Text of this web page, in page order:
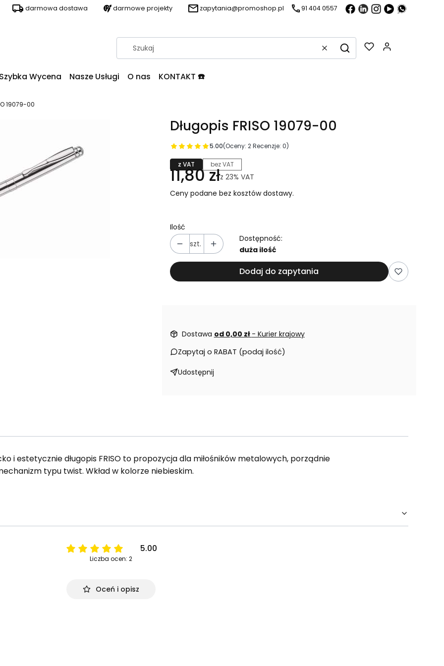
darmowa dostawa darmowe projekty zapytania@promoshop.pl 91 404 0557
WyczyśćSzukaj
Wycena Nasze Usługi O nas KONTAKT ☎️
19079-00
Długopis FRISO 19079-00
5.00(Oceny: 2 Recenzje: 0)
z VAT bez VAT
11,80 złz 23% VAT
Ceny podane bez kosztów dostawy.
Ilość
szt.
Dostępność:
duża ilość
Dodaj do zapytania
Dostawa od 0,00 zł - Kurier krajowy
Zapytaj o RABAT (podaj ilość)
Udostępnij
i estetycznie długopis FRISO to propozycja dla miłośników metalowych, porządnie
typu twist. Wkład w kolorze niebieskim.
5.00
Liczba ocen: 2
Oceń i opisz